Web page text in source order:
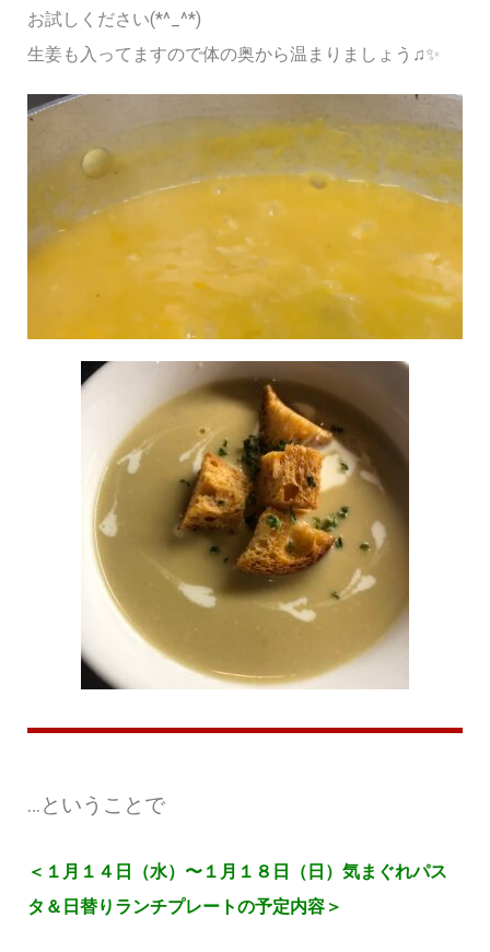
お試しください(*^_^*)
生姜も入ってますので体の奥から温まりましょう♫✨
…ということで
＜１月１４日（水）〜１月１８日（日）気まぐれパス
タ＆日替りランチプレートの予定内容＞